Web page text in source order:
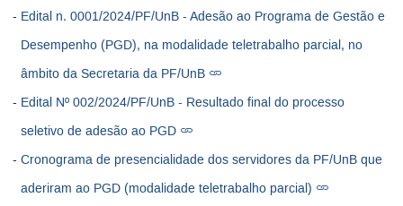
Edital n. 0001/2024/PF/UnB - Adesão ao Programa de Gestão e
Desempenho (PGD), na modalidade teletrabalho parcial, no
âmbito da Secretaria da PF/UnB
Edital Nº 002/2024/PF/UnB - Resultado final do processo
seletivo de adesão ao PGD
Cronograma de presencialidade dos servidores da PF/UnB que
aderiram ao PGD (modalidade teletrabalho parcial)